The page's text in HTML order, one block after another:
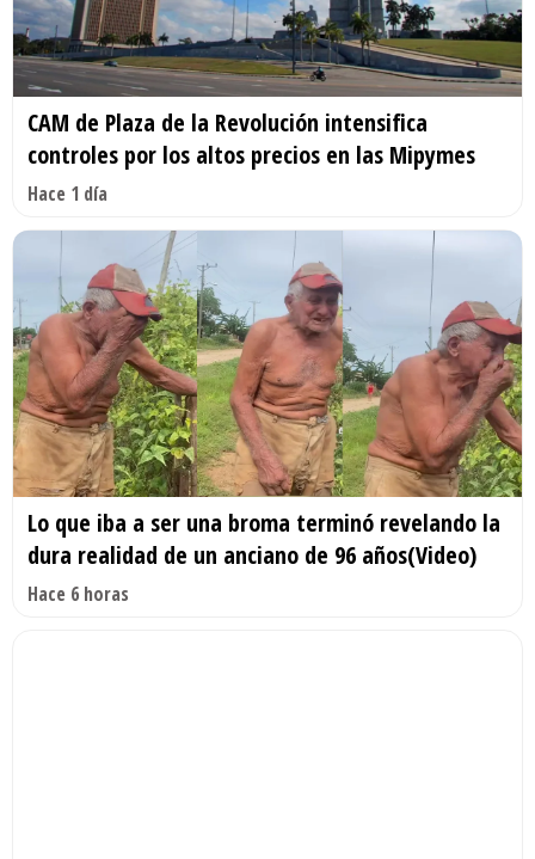
CAM de Plaza de la Revolución intensifica
controles por los altos precios en las Mipymes
Hace 1 día
Lo que iba a ser una broma terminó revelando la
dura realidad de un anciano de 96 años(Video)
Hace 6 horas